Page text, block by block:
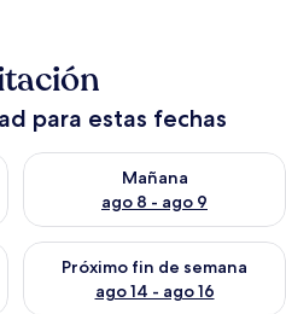
para estas fechas
hoy ago 7 - ago 8
Mañana
ago 8 - ago 9
Consulta la disponibilidad
este fin de semana ago 7 -
Próximo fin de semana
ago 14 - ago 16
Consulta la disponibilidad